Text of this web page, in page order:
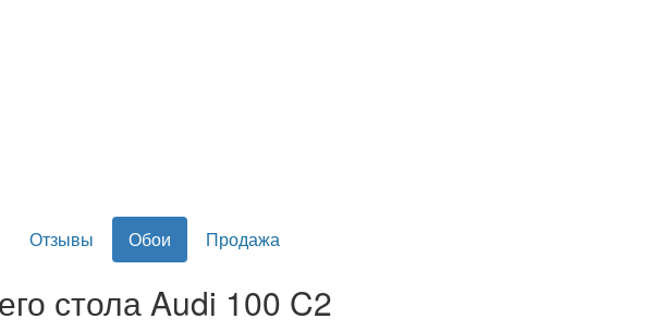
Отзывы Обои Продажа
стола Audi 100 C2